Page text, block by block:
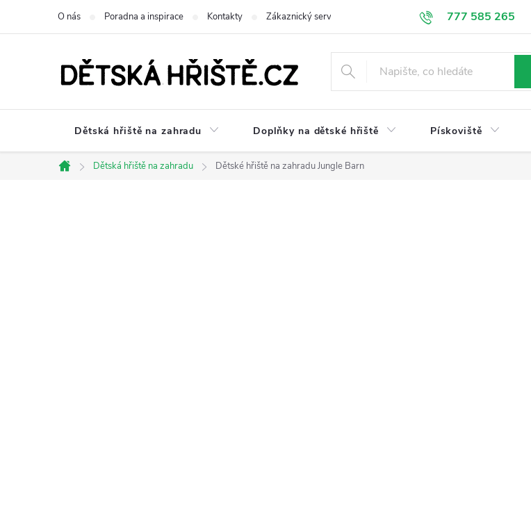
777 585 265
O nás Poradna a inspirace Kontakty Zákaznický servis Doprava a platba Obchodní podmínky
Dětská hřiště na zahradu Doplňky na dětské hřiště Pískoviště
Domů
Dětská hřiště na zahradu Dětské hřiště na zahradu Jungle Barn